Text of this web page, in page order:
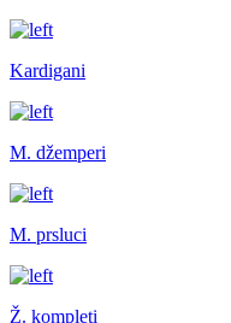
Kardigani
M. džemperi
M. prsluci
Ž. kompleti